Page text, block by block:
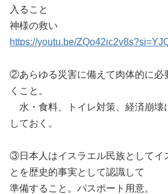
入ること
神様の救い
https://youtu.be/
②あらゆる災害に備えて肉体的に必
くこと。
水・食料、トイレ対策、経済崩壊
しておく。
③日本人はイスラエル民族としてイ
とを歴史的事実として認識して
準備すること。パスポート用意。